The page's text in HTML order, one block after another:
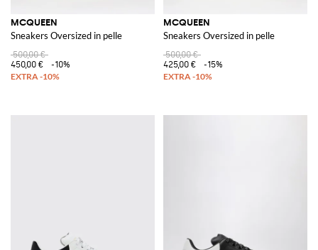
MCQUEEN
Sneakers Oversized in pelle
500,00 €
450,00 €
-10%
MCQUEEN
Sneakers Oversized in pelle
500,00 €
425,00 €
-15%